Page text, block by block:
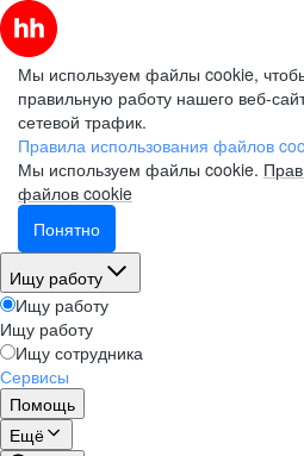
Мы используем файлы cookie,
правильную работу нашего веб-
сетевой трафик.
Правила использования файлов
Мы используем файлы cookie.
файлов cookie
Понятно
Ищу работу
Ищу работу
Ищу работу
Ищу сотрудника
Сервисы
Помощь
Ещё